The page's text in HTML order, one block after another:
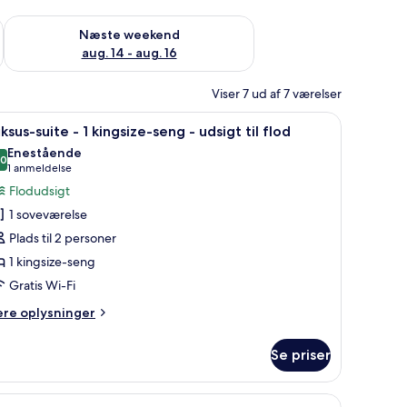
aug. 7 - aug. 9
Næste weekend
aug. 14 - aug. 16
Tjek tilgængelighed for næste weekend aug. 14 - aug. 16
Viser 7 ud af 7 værelser
og et stort vindue med gardiner.En tagterrasse med jacuzzi, stole og et
6 suite - 1 kingsize-seng - udsigt til flod
ud af 10
Enestående
1 anmeldelse
(1
anmeldelse)
Flodudsigt
1 soveværelse
Plads til 2 personer
1 kingsize-seng
Gratis Wi-Fi
oplysninger
Se priser